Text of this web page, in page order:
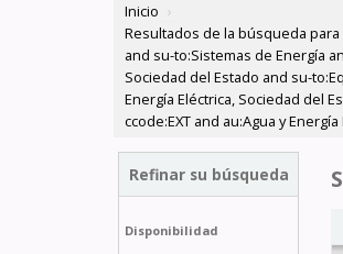
Inicio ›
Resultados de la búsqueda para
and su-to:Sistemas de Energía
Sociedad del Estado and su-
Energía Eléctrica, Sociedad del
ccode:EXT and au:Agua y
Refinar su búsqueda
Disponibilidad